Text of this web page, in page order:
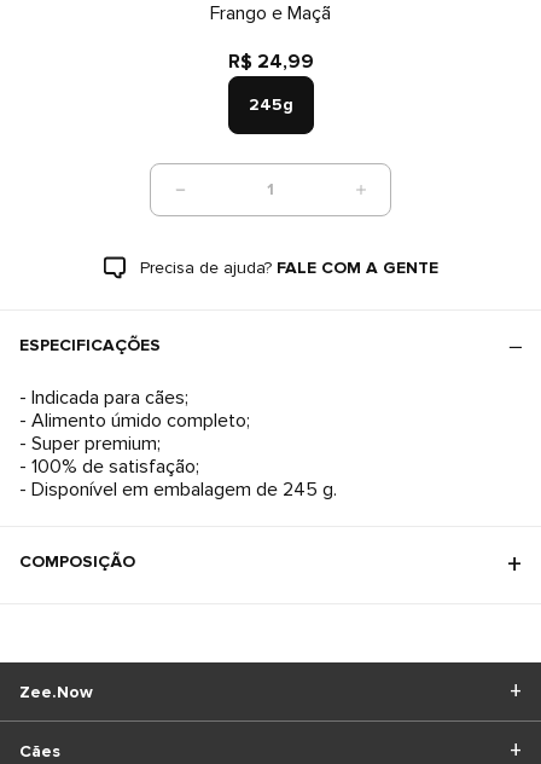
Frango e Maçã
R$ 24,99
245g
1
Precisa de ajuda? FALE COM A GENTE
ESPECIFICAÇÕES
- Indicada para cães;
- Alimento úmido completo;
- Super premium;
- 100% de satisfação;
- Disponível em embalagem de 245 g.
COMPOSIÇÃO
Cães
Zee.Now